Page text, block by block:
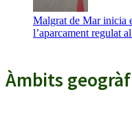
Malgrat de Mar inicia
l’aparcament regulat
Àmbits